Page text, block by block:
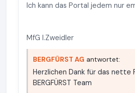
Ich kann das Portal jedem nur
MfG I.Zweidler
BERGFÜRST AG antwortet:
Herzlichen Dank für das nette
BERGFÜRST Team